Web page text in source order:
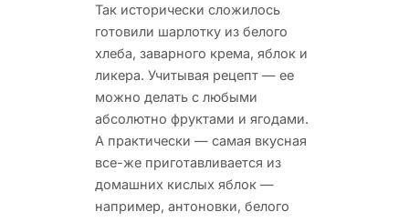
Так исторически сложилось
готовили шарлотку из белого
хлеба, заварного крема, яблок и
ликера. Учитывая рецепт — ее
можно делать с любыми
абсолютно фруктами и ягодами.
А практически — самая вкусная
все-же приготавливается из
домашних кислых яблок —
например, антоновки, белого